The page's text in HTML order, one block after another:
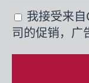
交
之
資
(Required)
我接受来自
司的促销，广